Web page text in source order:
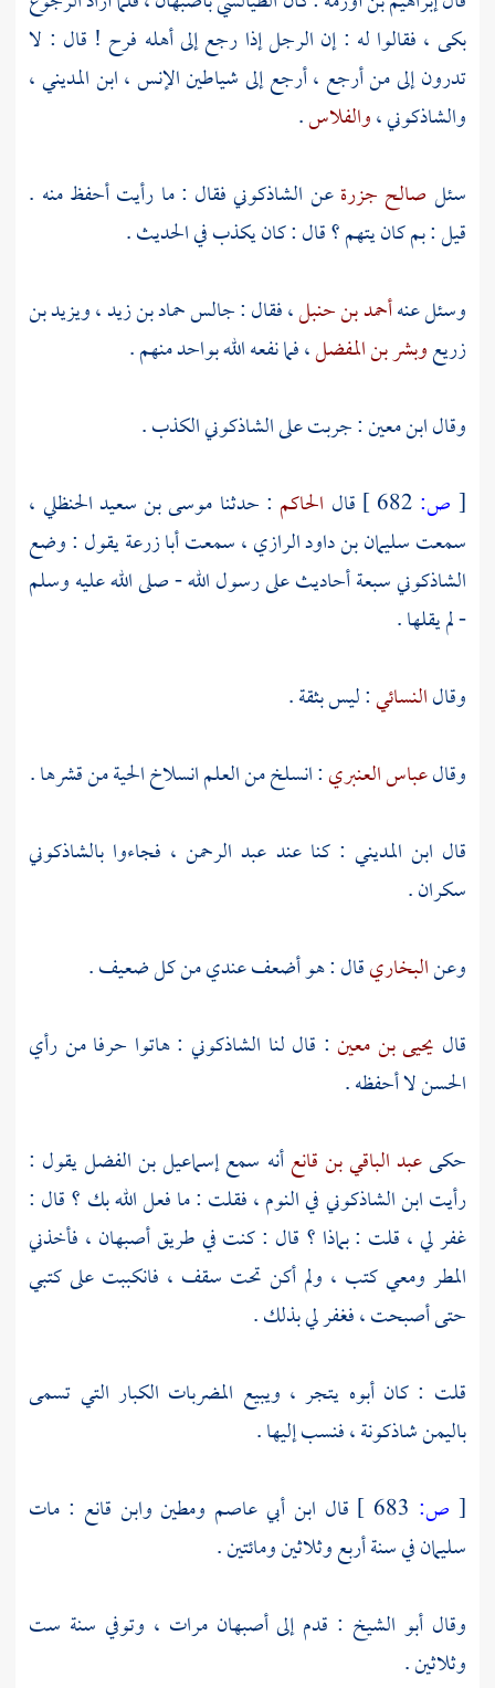
بكى ، فقالوا له : إن الرجل إذا رجع إلى أهله فرح ! قال : لا
تدرون إلى من أرجع ، أرجع إلى شياطين الإنس ،ابن المديني،
والشاذكوني،والفلاس.
سئل صالح جزرةعن الشاذكونيفقال : ما رأيت أحفظ منه .
قيل : بم كان يتهم ؟ قال : كان يكذب في الحديث .
وسئل عنهأحمد بن حنبل، فقال : جالسحماد بن زيد،ويزيد بن
زريعوبشر بن المفضل، فما نفعه الله بواحد منهم .
وقالابن معين: جربت علىالشاذكونيالكذب .
[ ص: قال الحاكم : حدثنا موسى بن سعيد الحنظلي ،
سمعتسليمان بن داود الرازي، سمعتأبا زرعةيقول : وضع
الشاذكونيسبعة أحاديث على رسول الله - صلى الله عليه وسلم
- لم يقلها .
وقالالنسائي: ليس بثقة .
وقالعباس العنبري: انسلخ من العلم انسلاخ الحية من قشرها .
قال ابن المديني : كنا عند عبد الرحمن ، فجاءوا بالشاذكوني
سكران .
وعنالبخاريقال : هو أضعف عندي من كل ضعيف .
قال يحيى بن معين : قال لنا الشاذكوني : هاتوا حرفا من رأي
الحسنلا أحفظه .
حكىعبد الباقي بن قانعأنه سمعإسماعيل بن الفضليقول :
رأيتابن الشاذكونيفي النوم ، فقلت : ما فعل الله بك ؟ قال :
غفر لي ، قلت : بماذا ؟ قال : كنت في طريقأصبهان ، فأخذني
المطر ومعي كتب ، ولم أكن تحت سقف ، فانكببت على كتبي
حتى أصبحت ، فغفر لي بذلك .
قلت : كان أبوه يتجر ، ويبيع المضربات الكبار التي تسمى
باليمنشاذكونة ، فنسب إليها .
[ ص: قال ابن أبي عاصم ومطين وابن قانع : مات
سليمانفي سنة أربع وثلاثين ومائتين .
وقالأبو الشيخ : قدم إلىأصبهانمرات ، وتوفي سنة ست
وثلاثين .